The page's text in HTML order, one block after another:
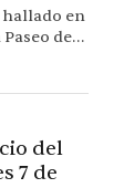
hallado en
de
de
cabina
del
7 de